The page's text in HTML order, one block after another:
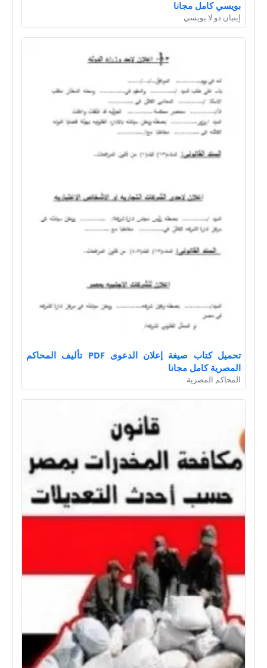
بويسي كامل مجانا
إيتيان دو لا بويسي
تحميل كتاب صيغة إعلان الدعوى PDF تأليف المحاكم
المصرية كامل مجانا
المحاكم المصرية